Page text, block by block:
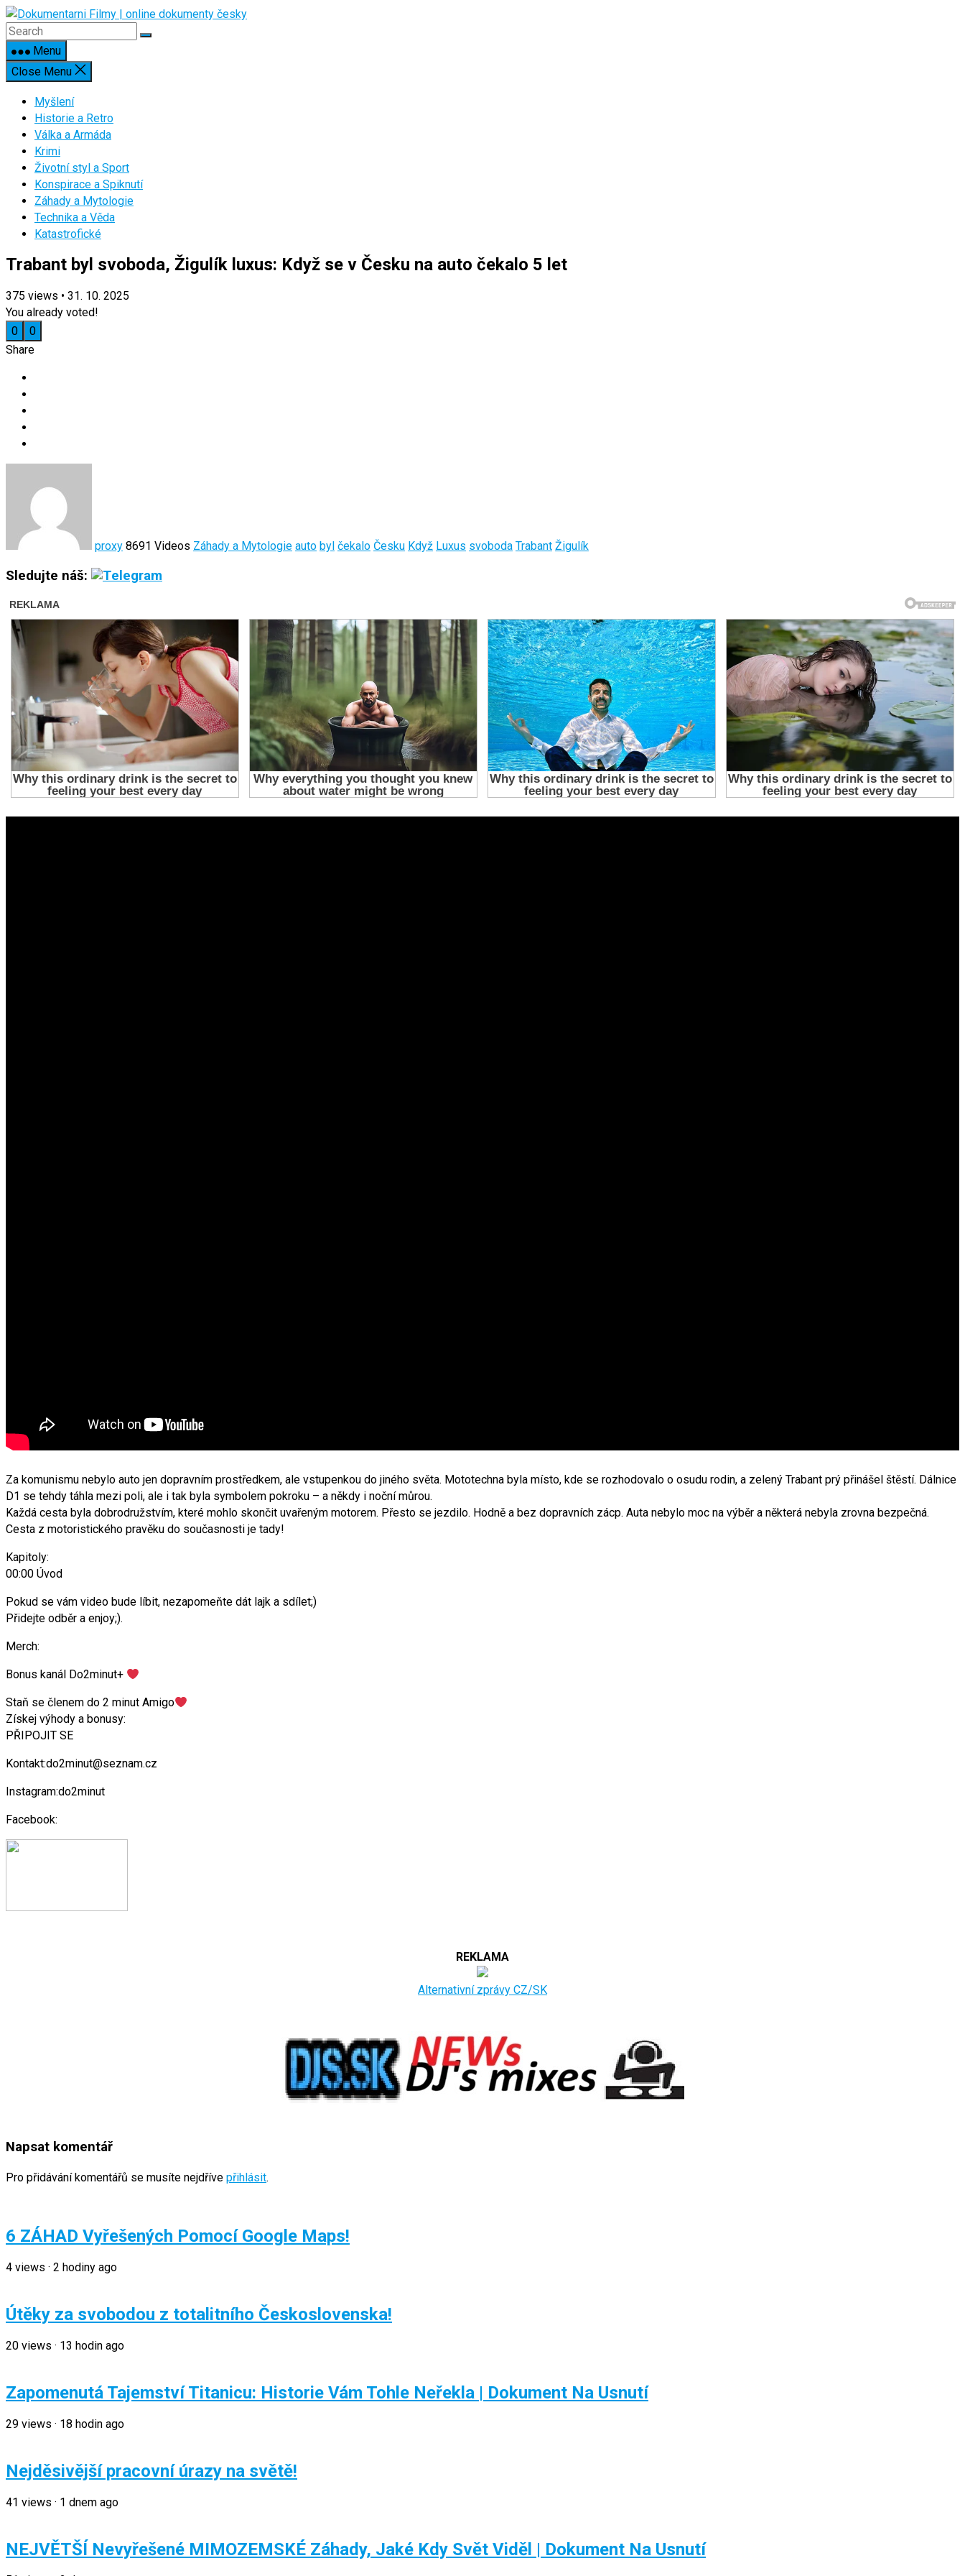
Skip
to
contentMenu
Close Menu
Myšlení
Historie a Retro
Válka a Armáda
Krimi
Životní styl a Sport
Konspirace a Spiknutí
Záhady a Mytologie
Technika a Věda
Katastrofické
Trabant byl svoboda, Žigulík luxus: Když se v Česku na auto čekalo 5 let
375 views • 31. 10. 2025
You already voted!
0
0
Share
proxy 8691 Videos Záhady a Mytologie auto byl čekalo Česku Když Luxus svoboda Trabant Žigulík
Sledujte náš:
Za komunismu nebylo auto jen dopravním prostředkem, ale vstupenkou do jiného světa. Mototechna byla místo, kde se rozhodovalo o osudu rodin, a zelený Trabant prý přinášel štěstí. Dálnice
D1 se tehdy táhla mezi poli, ale i tak byla symbolem pokroku – a někdy i noční můrou.
Každá cesta byla dobrodružstvím, které mohlo skončit uvařeným motorem. Přesto se jezdilo. Hodně a bez dopravních zácp. Auta nebylo moc na výběr a některá nebyla zrovna bezpečná.
Cesta z motoristického pravěku do současnosti je tady!
Kapitoly:
00:00 Úvod
Pokud se vám video bude líbit, nezapomeňte dát lajk a sdílet;)
Přidejte odběr a enjoy;).
Merch:
Bonus kanál Do2minut+
Staň se členem do 2 minut Amigo
Získej výhody a bonusy:
PŘIPOJIT SE
Kontakt:do2minut@seznam.cz
Instagram:do2minut
Facebook:
REKLAMA
Alternativní zprávy CZ/SK
Napsat komentář
Pro přidávání komentářů se musíte nejdříve přihlásit.
6 ZÁHAD Vyřešených Pomocí Google Maps!
4 views · 2 hodiny ago
Útěky za svobodou z totalitního Československa!
20 views · 13 hodin ago
Zapomenutá Tajemství Titanicu: Historie Vám Tohle Neřekla | Dokument Na Usnutí
29 views · 18 hodin ago
Nejděsivější pracovní úrazy na světě!
41 views · 1 dnem ago
NEJVĚTŠÍ Nevyřešené MIMOZEMSKÉ Záhady, Jaké Kdy Svět Viděl | Dokument Na Usnutí